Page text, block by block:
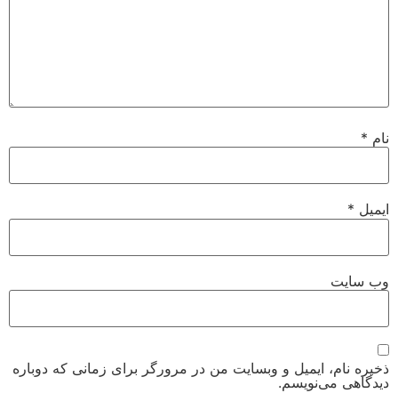
نام *
ایمیل *
وب‌ سایت
ذخیره نام، ایمیل و وبسایت من در مرورگر برای زمانی که دوباره
دیدگاهی می‌نویسم.